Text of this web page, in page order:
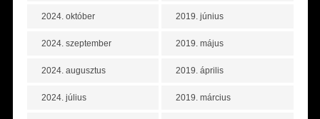
2024. október
2024. szeptember
2024. augusztus
2024. július
2019. június
2019. május
2019. április
2019. március